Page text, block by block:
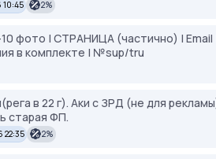
10:45 2%
фото | СТРАНИЦА (частично) | Email
в комплекте | №sup/tru
в 22 г). Аки с ЗРД (не для
старая ФП.
22:35 2%